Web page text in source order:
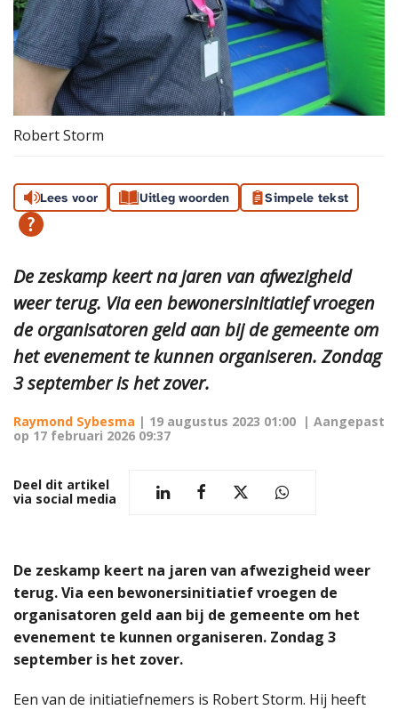
Robert Storm
Lees voor Uitleg woorden Simpele tekst
De zeskamp keert na jaren van afwezigheid
weer terug. Via een bewonersinitiatief vroegen
de organisatoren geld aan bij de gemeente om
het evenement te kunnen organiseren. Zondag
3 september is het zover.
Raymond Sybesma | 19 augustus 2023 01:00 | Aangepast
op 17 februari 2026 09:37
Deel dit artikel
via social media
De zeskamp keert na jaren van afwezigheid weer
terug. Via een bewonersinitiatief vroegen de
organisatoren geld aan bij de gemeente om het
evenement te kunnen organiseren. Zondag 3
september is het zover.
Een van de initiatiefnemers is Robert Storm. Hij heeft